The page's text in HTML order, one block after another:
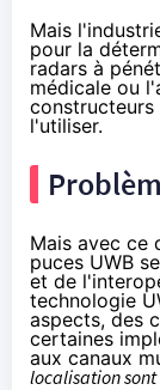
Mais
pour la
radars à
médicale ou
l'utiliser.
Mais avec ce
puces UWB
et de
technologie
aspects, des
certaines
aux canaux
localisation